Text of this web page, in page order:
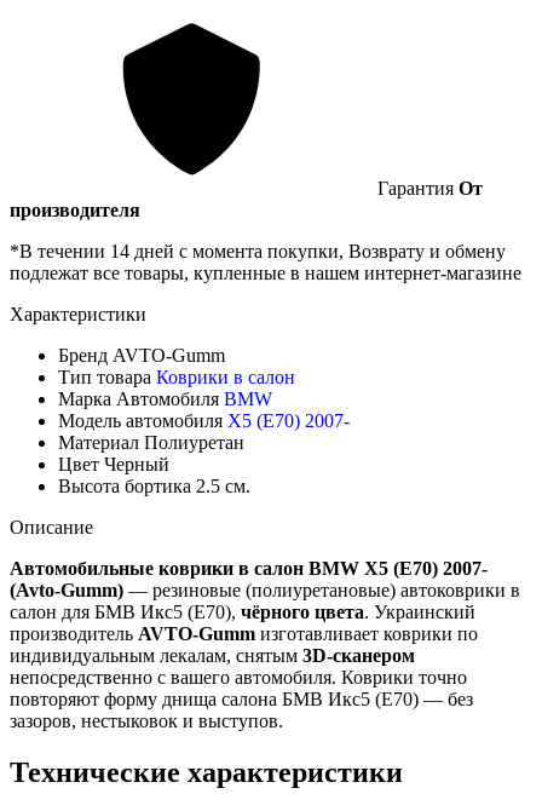
Гарантия От
производителя
*В течении 14 дней с момента покупки, Возврату и обмену
подлежат все товары, купленные в нашем интернет-магазине
Характеристики
Бренд AVTO-Gumm
Тип товара Коврики в салон
Марка Автомобиля BMW
Модель автомобиля X5 (E70) 2007-
Материал Полиуретан
Цвет Черный
Высота бортика 2.5 см.
Описание
Автомобильные коврики в салон BMW X5 (E70) 2007-
(Avto-Gumm) — резиновые (полиуретановые) автоковрики в
салон для БМВ Икс5 (Е70), чёрного цвета. Украинский
производитель AVTO-Gumm изготавливает коврики по
индивидуальным лекалам, снятым 3D-сканером
непосредственно с вашего автомобиля. Коврики точно
повторяют форму днища салона БМВ Икс5 (Е70) — без
зазоров, нестыковок и выступов.
Технические характеристики